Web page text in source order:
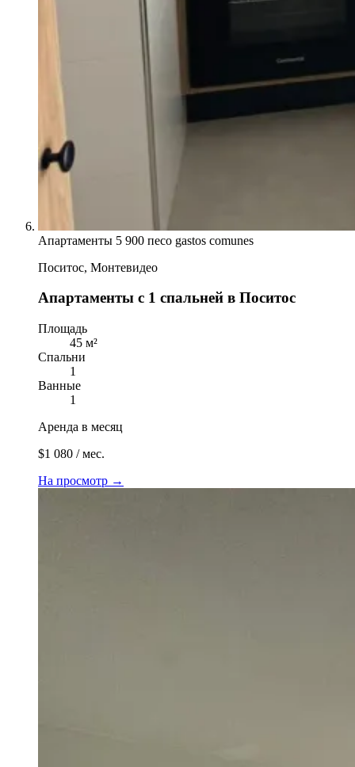
Апартаменты 5 900 песо gastos comunes
Поситос, Монтевидео
Апартаменты с 1 спальней в Поситос
Площадь
45 м²
Спальни
1
Ванные
1
Аренда в месяц
$1 080 / мес.
На просмотр →